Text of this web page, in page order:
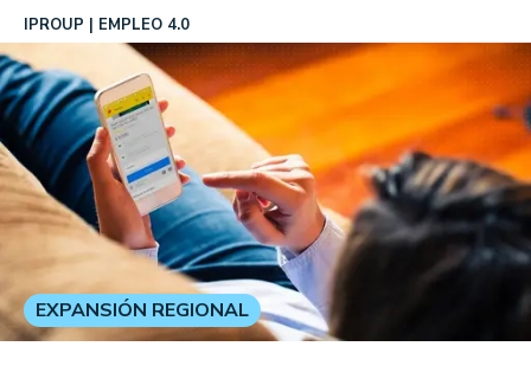
IPROUP EMPLEO 4.0
EXPANSIÓN REGIONAL